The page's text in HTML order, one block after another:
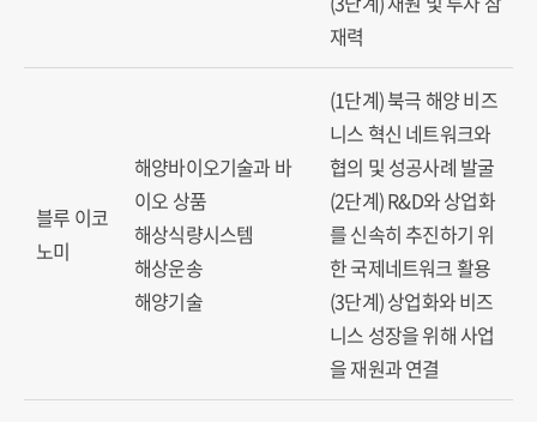
재력
블루 이코
노미
해양바이오기술과 바
이오 상품
해상식량시스템
해상운송
해양기술
(1단계) 북극 해양 비즈
니스 혁신 네트워크와
협의 및 성공사례 발굴
(2단계) R&D와 상업화
를 신속히 추진하기 위
한 국제네트워크 활용
(3단계) 상업화와 비즈
니스 성장을 위해 사업
을 재원과 연결